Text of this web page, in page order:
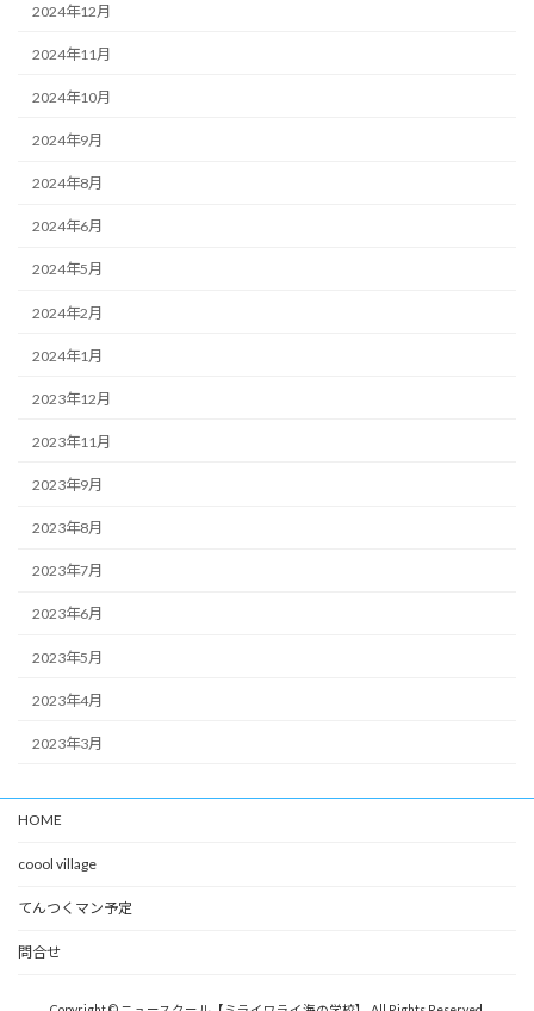
2024年12月
2024年11月
2024年10月
2024年9月
2024年8月
2024年6月
2024年5月
2024年2月
2024年1月
2023年12月
2023年11月
2023年9月
2023年8月
2023年7月
2023年6月
2023年5月
2023年4月
2023年3月
HOME
coool village
てんつくマン予定
問合せ